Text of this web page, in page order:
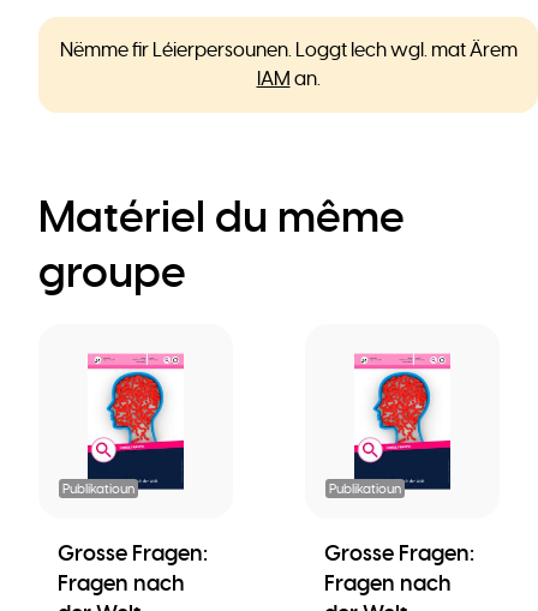
Nëmme fir Léierpersounen. Loggt Iech wgl. mat Ärem
IAM an.
Matériel du même
groupe
Publikatioun
Grosse Fragen:
Fragen nach
Publikatioun
Grosse Fragen:
Fragen nach